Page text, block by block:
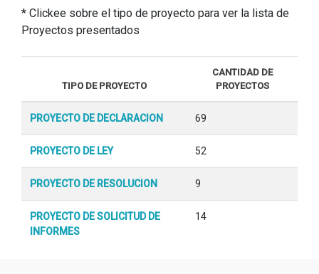
* Clickee sobre el tipo de proyecto para ver la lista de
Proyectos presentados
TIPO DE PROYECTO
CANTIDAD DE
PROYECTOS
PROYECTO DE DECLARACION 69
PROYECTO DE LEY 52
PROYECTO DE RESOLUCION 9
PROYECTO DE SOLICITUD DE
INFORMES
14